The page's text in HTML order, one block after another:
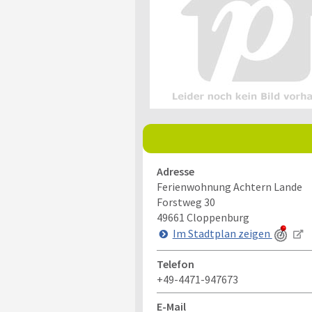
Adresse
Ferienwohnung Achtern Lande
Forstweg 30
49661 Cloppenburg
Im Stadtplan zeigen
Telefon
+49-4471-947673
E-Mail